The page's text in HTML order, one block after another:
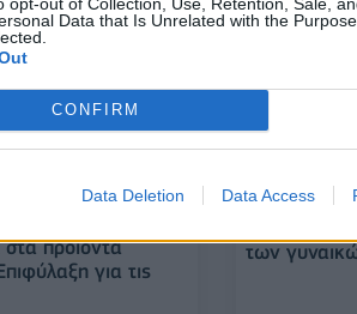
Data that Is Unrelated with the
CONFIRM
Data Deletion Data Access
προϊόντα
για τις
Έρευνα FES
των